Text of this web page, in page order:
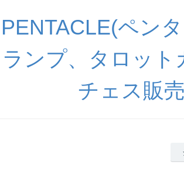
PENTACLE(ペン
ランプ、タロット
チェス販売